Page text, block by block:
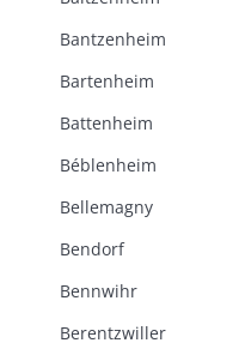
Bantzenheim
Bartenheim
Battenheim
Béblenheim
Bellemagny
Bendorf
Bennwihr
Berentzwiller